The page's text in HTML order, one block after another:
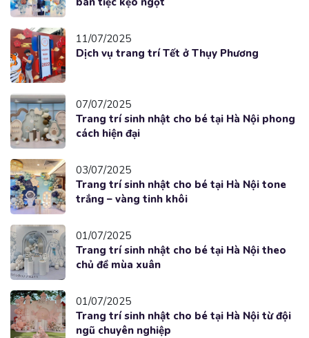
11/07/2025
Dịch vụ trang trí Tết ở Thụy Phương
07/07/2025
Trang trí sinh nhật cho bé tại Hà Nội phong
cách hiện đại
03/07/2025
Trang trí sinh nhật cho bé tại Hà Nội tone
trắng – vàng tinh khôi
01/07/2025
Trang trí sinh nhật cho bé tại Hà Nội theo
chủ đề mùa xuân
01/07/2025
Trang trí sinh nhật cho bé tại Hà Nội từ đội
ngũ chuyên nghiệp